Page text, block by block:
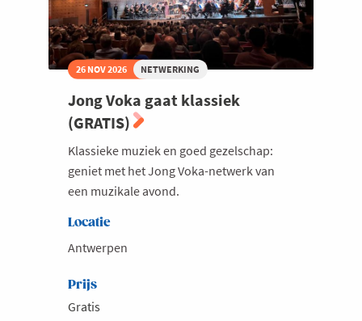
26 NOV 2026 NETWERKING
Jong Voka gaat klassiek
(GRATIS)
Klassieke muziek en goed gezelschap:
geniet met het Jong Voka-netwerk van
een muzikale avond.
Locatie
Antwerpen
Prijs
Gratis